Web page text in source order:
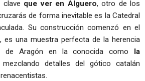
clave que ver en Alguero, otro de los
de forma inevitable es la Catedral
Su construcción comenzó en el
es una muestra perfecta de la herencia
de Aragón en la conocida como la
detalles del gótico catalán